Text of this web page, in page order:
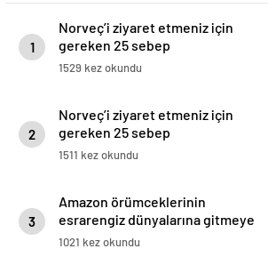
1
Norveç’i ziyaret etmeniz için
gereken 25 sebep
1529 kez okundu
2
Norveç’i ziyaret etmeniz için
gereken 25 sebep
1511 kez okundu
3
Amazon örümceklerinin
esrarengiz dünyalarına gitmeye
hazır olun.
1021 kez okundu